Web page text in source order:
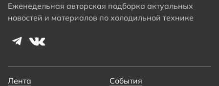
Еженедельная авторская подборка актуальных
новостей и материалов по холодильной технике
Лента События